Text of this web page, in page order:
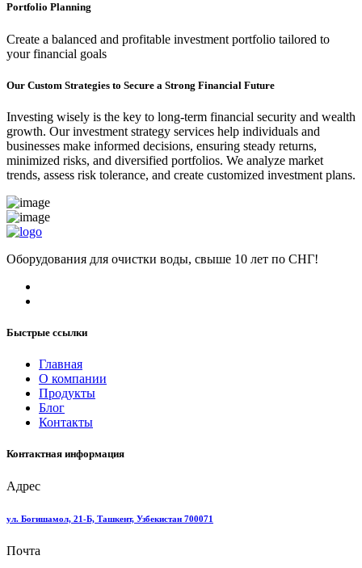
Portfolio Planning
Create a balanced and profitable investment portfolio tailored to
your financial goals
Our Custom Strategies to Secure a Strong Financial Future
Investing wisely is the key to long-term financial security and wealth
growth. Our investment strategy services help individuals and
businesses make informed decisions, ensuring steady returns,
minimized risks, and diversified portfolios. We analyze market
trends, assess risk tolerance, and create customized investment plans.
Оборудования для очистки воды, свыше 10 лет по СНГ!
Быстрые ссылки
Главная
О компании
Продукты
Блог
Контакты
Контактная информация
Адрес
ул. Богишамол, 21-Б, Ташкент, Узбекистан 700071
Почта